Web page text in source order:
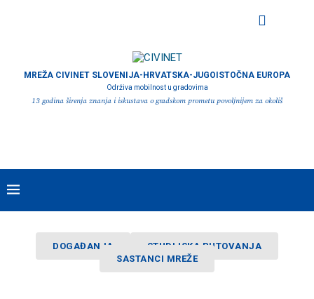
MREŽA CIVINET SLOVENIJA-HRVATSKA-JUGOISTOČNA EUROPA
Održiva mobilnost u gradovima
13 godina širenja znanja i iskustava o gradskom prometu povoljnijem za okoliš
DOGAĐANJA
STUDIJSKA PUTOVANJA
SASTANCI MREŽE